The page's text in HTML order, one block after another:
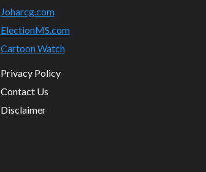
Joharcg.com
ElectionMS.com
Cartoon Watch
Privacy Policy
Contact Us
Disclaimer